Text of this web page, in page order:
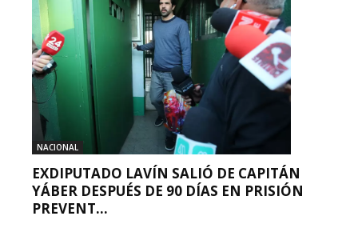
NACIONAL
EXDIPUTADO LAVÍN SALIÓ DE CAPITÁN
YÁBER DESPUÉS DE 90 DÍAS EN PRISIÓN
PREVENT...